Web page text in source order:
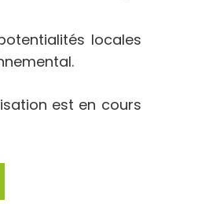
locales
est en cours